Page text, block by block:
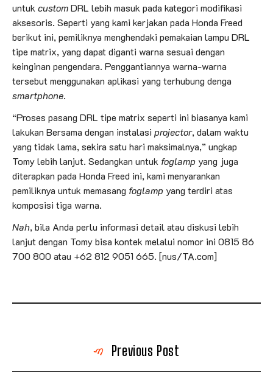
untuk customDRL lebih masuk pada kategori modifikasi
aksesoris. Seperti yang kami kerjakan pada Honda Freed
berikut ini, pemiliknya menghendaki pemakaian lampu DRL
tipe matrix, yang dapat diganti warna sesuai dengan
keinginan pengendara. Penggantiannya warna-warna
tersebut menggunakan aplikasi yang terhubung denga
smartphone.
“Proses pasang DRL tipe matrix seperti ini biasanya kami
lakukan Bersama dengan instalasi projector, dalam waktu
yang tidak lama, sekira satu hari maksimalnya,” ungkap
Tomy lebih lanjut. Sedangkan untuk foglamp yang juga
diterapkan pada Honda Freed ini, kami menyarankan
pemiliknya untuk memasang foglamp yang terdiri atas
komposisi tiga warna.
Nah, bila Anda perlu informasi detail atau diskusi lebih
lanjut dengan Tomy bisa kontek melalui nomor ini 0815 86
700 800 atau +62 812 9051 665. [nus/TA.com]
Previous Post